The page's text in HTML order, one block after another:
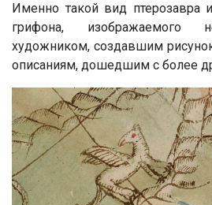
Именно такой вид птерозавра
грифона,
художником, создавшим
описаниям, дошедшим с более